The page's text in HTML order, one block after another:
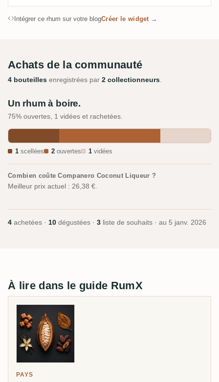
Intégrer ce rhum sur votre blogCréer le widget →
Achats de la communauté
4 bouteilles enregistrées par 2 collectionneurs.
Un rhum à boire.
75% ouvertes, 1 vidées et rachetées.
1 scellées 2 ouvertes 1 vidées
Combien coûte Companero Coconut Liqueur ?
Meilleur prix actuel : 26,38 €.
4 achetées · 10 dégustées · 3 liste de souhaits · au 5 janv. 2026
À lire dans le guide RumX
PAYS